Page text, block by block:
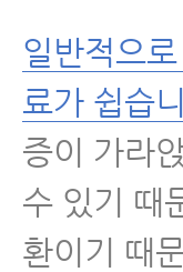
일반적으
료가 쉽습
증이 가라
수 있기 때
환이기 때